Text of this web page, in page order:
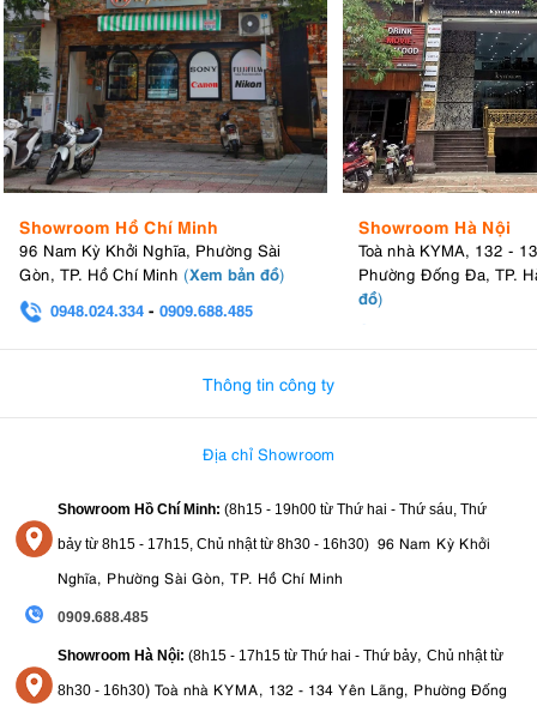
Showroom Hồ Chí Minh
96 Nam Kỳ Khởi Nghĩa, Phường Sài
Gòn, TP. Hồ Chí Minh (Xem bản đồ)
0948.024.334 - 0909.688.485
Showroom Hà Nội
Toà nhà KYMA, 132 -
Phường Đống Đa, TP.
đồ)
Thông tin công ty
Địa chỉ Showroom
Showroom Hồ Chí Minh: (8h15 - 19h00 từ Thứ hai - Thứ sáu, Thứ
bảy từ 8h15 - 17h15, Chủ nhật từ 8h30 - 16h30) 96 Nam Kỳ Khởi
Nghĩa, Phường Sài Gòn, TP. Hồ Chí Minh
0909.688.485
Showroom Hà Nội: (8h15 - 17h15 từ Thứ hai - Thứ bảy, Chủ nhật từ
8h30 - 16h30) Toà nhà KYMA, 132 - 134 Yên Lãng, Phường Đống